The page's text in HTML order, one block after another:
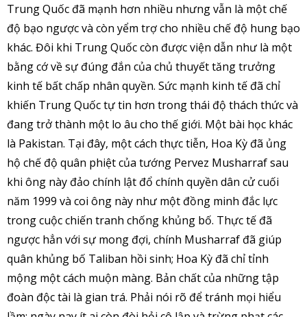
Trung Quốc đã mạnh hơn nhiều nhưng vẫn là một chế
độ bạo ngược và còn yểm trợ cho nhiều chế độ hung bạo
khác. Đôi khi Trung Quốc còn được viện dẫn như là một
bằng cớ về sự đúng đắn của chủ thuyết tăng trưởng
kinh tế bất chấp nhân quyền. Sức mạnh kinh tế đã chỉ
khiến Trung Quốc tự tin hơn trong thái độ thách thức và
đang trở thành một lo âu cho thế giới. Một bài học khác
là Pakistan. Tại đây, một cách thực tiễn, Hoa Kỳ đã ủng
hộ chế độ quân phiệt của tướng Pervez Musharraf sau
khi ông này đảo chính lật đổ chính quyền dân cử cuối
năm 1999 và coi ông này như một đồng minh đắc lực
trong cuộc chiến tranh chống khủng bố. Thực tế đã
ngược hẳn với sự mong đợi, chính Musharraf đã giúp
quân khủng bố Taliban hồi sinh; Hoa Kỳ đã chỉ tỉnh
mộng một cách muộn màng. Bản chất của những tập
đoàn độc tài là gian trá. Phải nói rõ để tránh mọi hiểu